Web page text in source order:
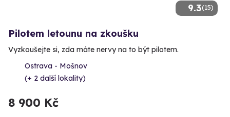
9.3(15)
Pilotem letounu na zkoušku
Vyzkoušejte si, zda máte nervy na to být pilotem.
Ostrava - Mošnov
(+ 2 další lokality)
8 900 Kč